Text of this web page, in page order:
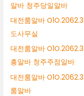
알바 청주당일알바
대전룸알바
도사무실
대전룸알바
흥알바 청주주점알바
대전룸알바
룸알바